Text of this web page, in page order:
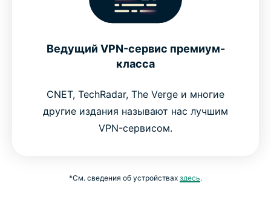
Ведущий VPN-сервис премиум-
класса
CNET, TechRadar, The Verge и многие
другие издания называют нас лучшим
VPN-сервисом.
*См. сведения об устройствах здесь.